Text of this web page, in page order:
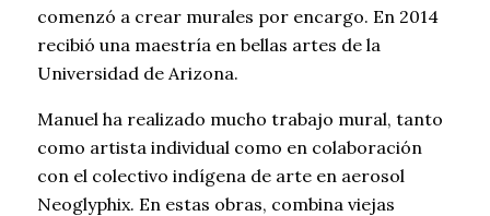
comenzó a crear murales por encargo. En 2014
recibió una maestría en bellas artes de la
Universidad de Arizona.
Manuel ha realizado mucho trabajo mural, tanto
como artista individual como en colaboración
con el colectivo indígena de arte en aerosol
Neoglyphix. En estas obras, combina viejas